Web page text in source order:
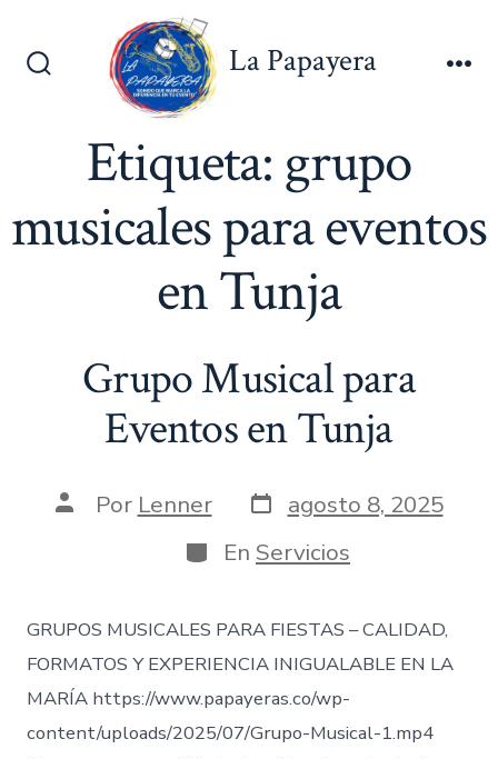
Alternar
La Papayera
Etiqueta: grupo
musicales para eventos
en Tunja
Grupo Musical para
Eventos en Tunja
AutorPor Lenner Fecha
de
publicación
agosto 8, 2025
Categorías
En Servicios
GRUPOS MUSICALES PARA FIESTAS – CALIDAD,
FORMATOS Y EXPERIENCIA INIGUALABLE EN LA
MARÍA https://www.papayeras.co/wp-
content/uploads/2025/07/Grupo-Musical-1.mp4